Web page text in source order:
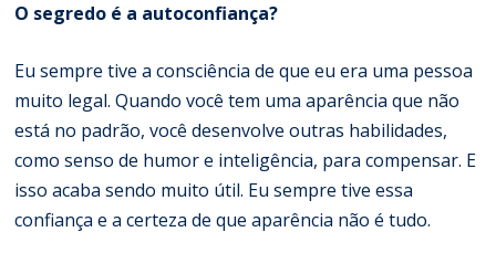
O segredo é a autoconfiança?
Eu sempre tive a consciência de que eu era uma pessoa
muito legal. Quando você tem uma aparência que não
está no padrão, você desenvolve outras habilidades,
como senso de humor e inteligência, para compensar. E
isso acaba sendo muito útil. Eu sempre tive essa
confiança e a certeza de que aparência não é tudo.